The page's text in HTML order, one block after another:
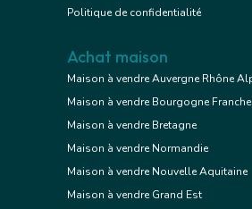
Politique de confidentialité
Achat maison
Maison à vendre Auvergne Rhône
Maison à vendre Bourgogne
Maison à vendre Bretagne
Maison à vendre Normandie
Maison à vendre Nouvelle Aquitaine
Maison à vendre Grand Est